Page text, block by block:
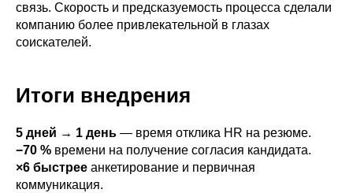
связь. Скорость и предсказуемость процесса сделали
компанию более привлекательной в глазах
соискателей.
Итоги внедрения
5 дней → 1 день — время отклика HR на резюме.
−70 % времени на получение согласия кандидата.
×6 быстрее анкетирование и первичная
коммуникация.